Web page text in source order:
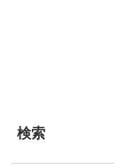
検索